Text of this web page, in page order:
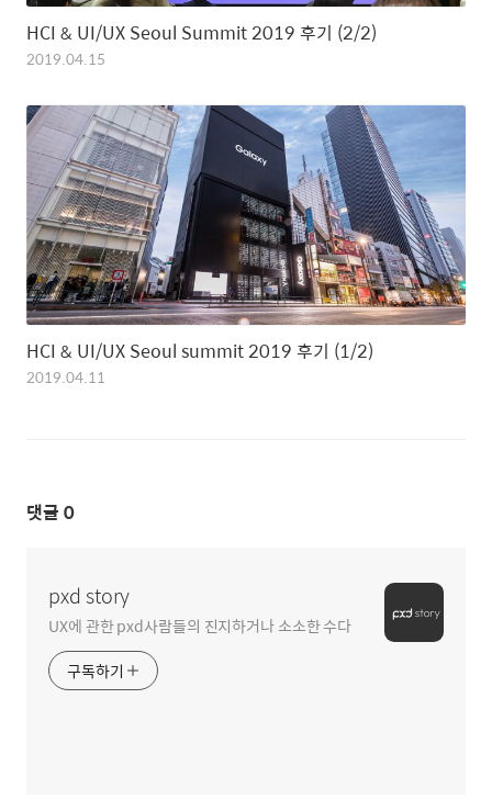
HCI & UI/UX Seoul Summit 2019 후기 (2/2)
2019.04.15
HCI & UI/UX Seoul summit 2019 후기 (1/2)
2019.04.11
댓글 0
pxd story
UX에 관한 pxd사람들의 진지하거나 소소한 수다
구독하기